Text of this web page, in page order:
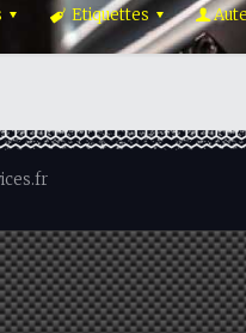
Etiquettes